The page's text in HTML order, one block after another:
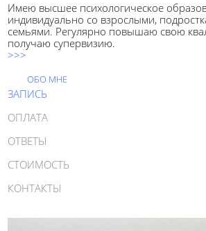
Имею высшее психологическое
индивидуально со взрослыми,
семьями. Регулярно повышаю свою
получаю супервизию.
>>>
ОБО МНЕ
ЗАПИСЬ
ОПЛАТА
ОТВЕТЫ
СТОИМОСТЬ
КОНТАКТЫ